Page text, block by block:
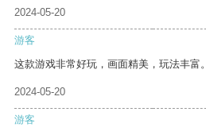
2024-05-20
游客
这款游戏非常好玩，画面精美，玩法丰富。
2024-05-20
游客